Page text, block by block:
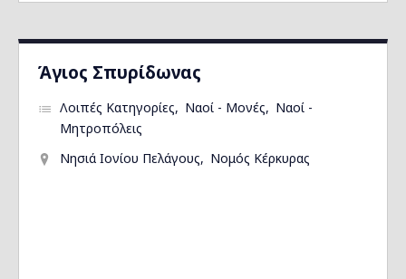
Άγιος Σπυρίδωνας
Λοιπές Κατηγορίες Ναοί - Μονές
Ναοί -
Μητροπόλεις
Νησιά Ιονίου Πελάγους
Νομός Κέρκυρας